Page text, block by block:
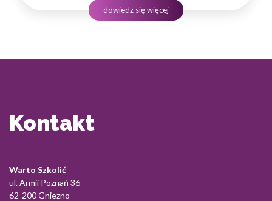
odnoszących sukcesy w naszej branży.…
dowiedz się więcej
Kontakt
Warto Szkolić
ul. Armii Poznań 36
62-200 Gniezno